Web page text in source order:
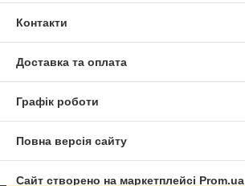
Контакти
Доставка та оплата
Графік роботи
Повна версія сайту
Сайт створено на маркетплейсі Prom.ua